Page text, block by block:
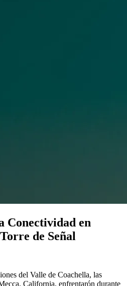
Conectividad en
de Señal
del Valle de Coachella, las
California, enfrentarón durante